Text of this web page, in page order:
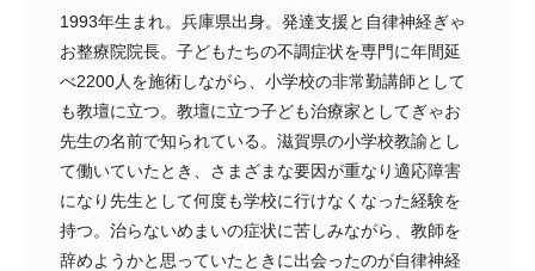
1993年生まれ。兵庫県出身。発達支援と自律神経ぎゃ
お整療院院長。子どもたちの不調症状を専門に年間延
べ2200人を施術しながら、小学校の非常勤講師として
も教壇に立つ。教壇に立つ子ども治療家としてぎゃお
先生の名前で知られている。滋賀県の小学校教諭とし
て働いていたとき、さまざまな要因が重なり適応障害
になり先生として何度も学校に行けなくなった経験を
持つ。治らないめまいの症状に苦しみながら、教師を
辞めようかと思っていたときに出会ったのが自律神経